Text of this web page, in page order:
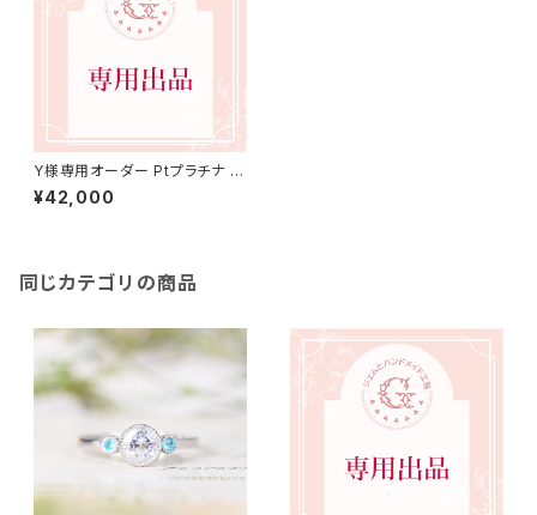
Y様専用オーダー Ptプラチナ リ
ング 5号（GH1145A）
¥42,000
同じカテゴリの商品